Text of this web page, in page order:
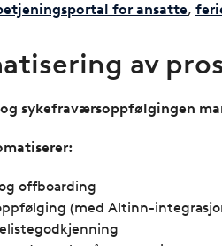
for ansatte,
av
sykefraværsoppfølgingen
offboarding
(med Altinn-